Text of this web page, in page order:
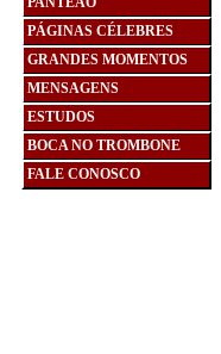
PÁGINAS CÉLEBRES
GRANDES MOMENTOS
MENSAGENS
ESTUDOS
BOCA NO TROMBONE
FALE CONOSCO